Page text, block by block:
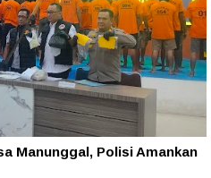
Manunggal, Polisi Amankan